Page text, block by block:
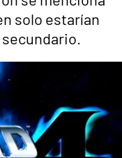
solo estarían